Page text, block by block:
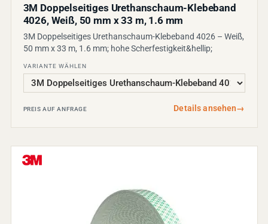
3M Doppelseitiges Urethanschaum-Klebeband
4026, Weiß, 50 mm x 33 m, 1.6 mm
3M Doppelseitiges Urethanschaum-Klebeband 4026 – Weiß,
50 mm x 33 m, 1.6 mm; hohe Scherfestigkeit&hellip;
VARIANTE WÄHLEN
PREIS AUF ANFRAGE Details ansehen→